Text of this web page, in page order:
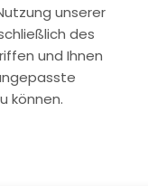
unserer
des
und Ihnen
können.